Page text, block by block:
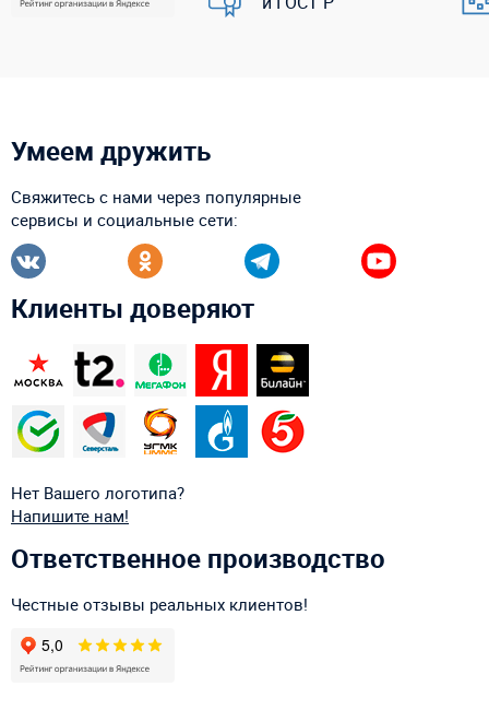
Умеем дружить
Свяжитесь с нами через популярные
сервисы и социальные сети:
Клиенты доверяют
Нет Вашего логотипа?
Напишите нам!
Ответственное производство
Честные отзывы реальных клиентов!